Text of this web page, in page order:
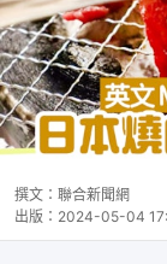
撰文： 聯合新聞網
出版： 2024-05-04